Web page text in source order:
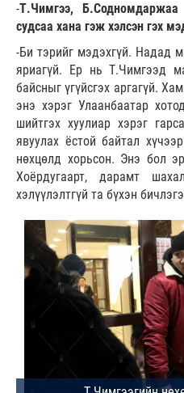
-Т.Чимгээ,
судсаа хана гэж хэлсэн гэх
-Би тэрийг мэдэхгүй. Надад
яриагүй. Ер нь Т.Чимгээд
байсныг үгүйсгэх аргагүй.
энэ хэрэг Улаанбаатар
шийтгэх хуулиар хэрэг
явуулах ёстой байтал
нөхцөлд хорьсон. Энэ бол
Хоёрдугаарт, дарамт
хэлүүлэлтгүй та бүхэн